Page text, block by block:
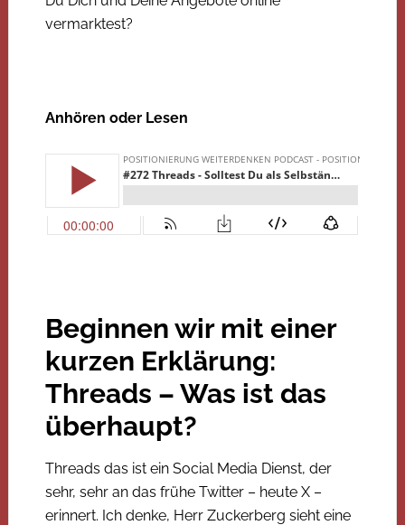
vermarktest?
Anhören oder Lesen
Beginnen wir mit einer
kurzen Erklärung:
Threads – Was ist das
überhaupt?
Threads das ist ein Social Media Dienst, der
sehr, sehr an das frühe Twitter – heute X –
erinnert. Ich denke, Herr Zuckerberg sieht eine